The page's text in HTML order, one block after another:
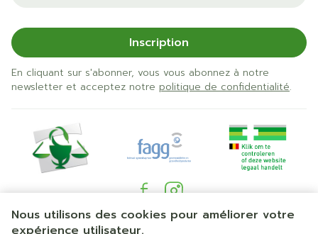
Nous utilisons des cookies pour améliorer votre
expérience utilisateur.
Inscription
En cliquant sur s'abonner, vous vous abonnez à notre
newsletter et acceptez notre politique de confidentialité.
Liens légaux